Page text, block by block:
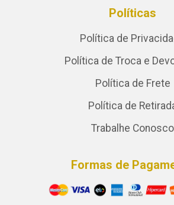
Políticas
Política de
Política de Troca e
Política de Frete
Política de
Trabalhe Conosco
Formas de